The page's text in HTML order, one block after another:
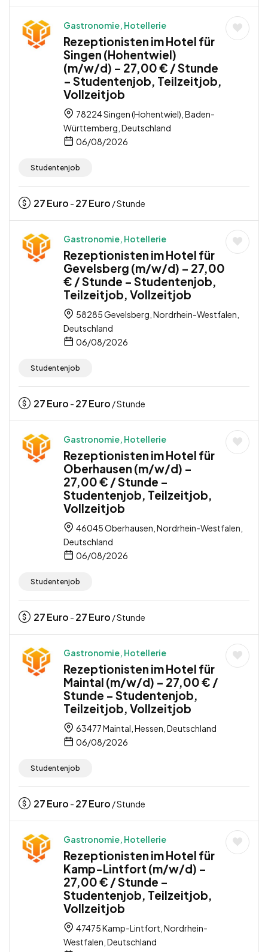
Gastronomie, Hotellerie
Rezeptionisten im Hotel für
Singen (Hohentwiel)
(m/w/d) – 27,00 € / Stunde
– Studentenjob, Teilzeitjob,
Vollzeitjob
78224 Singen (Hohentwiel), Baden-
Württemberg, Deutschland
06/08/2026
Studentenjob
27Euro - 27Euro / Stunde
Gastronomie, Hotellerie
Rezeptionisten im Hotel für
Gevelsberg (m/w/d) – 27,00
€ / Stunde – Studentenjob,
Teilzeitjob, Vollzeitjob
58285 Gevelsberg, Nordrhein-Westfalen,
Deutschland
06/08/2026
Studentenjob
27Euro - 27Euro / Stunde
Gastronomie, Hotellerie
Rezeptionisten im Hotel für
Oberhausen (m/w/d) –
27,00 € / Stunde –
Studentenjob, Teilzeitjob,
Vollzeitjob
46045 Oberhausen, Nordrhein-Westfalen,
Deutschland
06/08/2026
Studentenjob
27Euro - 27Euro / Stunde
Gastronomie, Hotellerie
Rezeptionisten im Hotel für
Maintal (m/w/d) – 27,00 € /
Stunde – Studentenjob,
Teilzeitjob, Vollzeitjob
63477 Maintal, Hessen, Deutschland
06/08/2026
Studentenjob
27Euro - 27Euro / Stunde
Gastronomie, Hotellerie
Rezeptionisten im Hotel für
Kamp-Lintfort (m/w/d) –
27,00 € / Stunde –
Studentenjob, Teilzeitjob,
Vollzeitjob
47475 Kamp-Lintfort, Nordrhein-
Westfalen, Deutschland